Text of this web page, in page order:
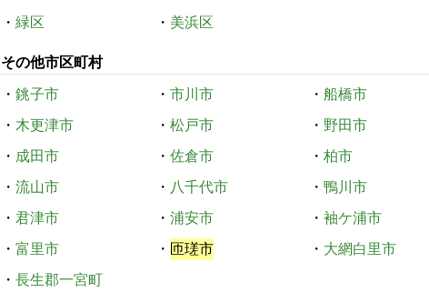
・ 緑区 ・ 美浜区
その他市区町村
・ 銚子市 ・ 市川市 ・ 船橋市
・ 木更津市 ・ 松戸市 ・ 野田市
・ 成田市 ・ 佐倉市 ・ 柏市
・ 流山市 ・ 八千代市 ・ 鴨川市
・ 君津市 ・ 浦安市 ・ 袖ケ浦市
・ 富里市 ・ 匝瑳市 ・ 大網白里市
・ 長生郡一宮町